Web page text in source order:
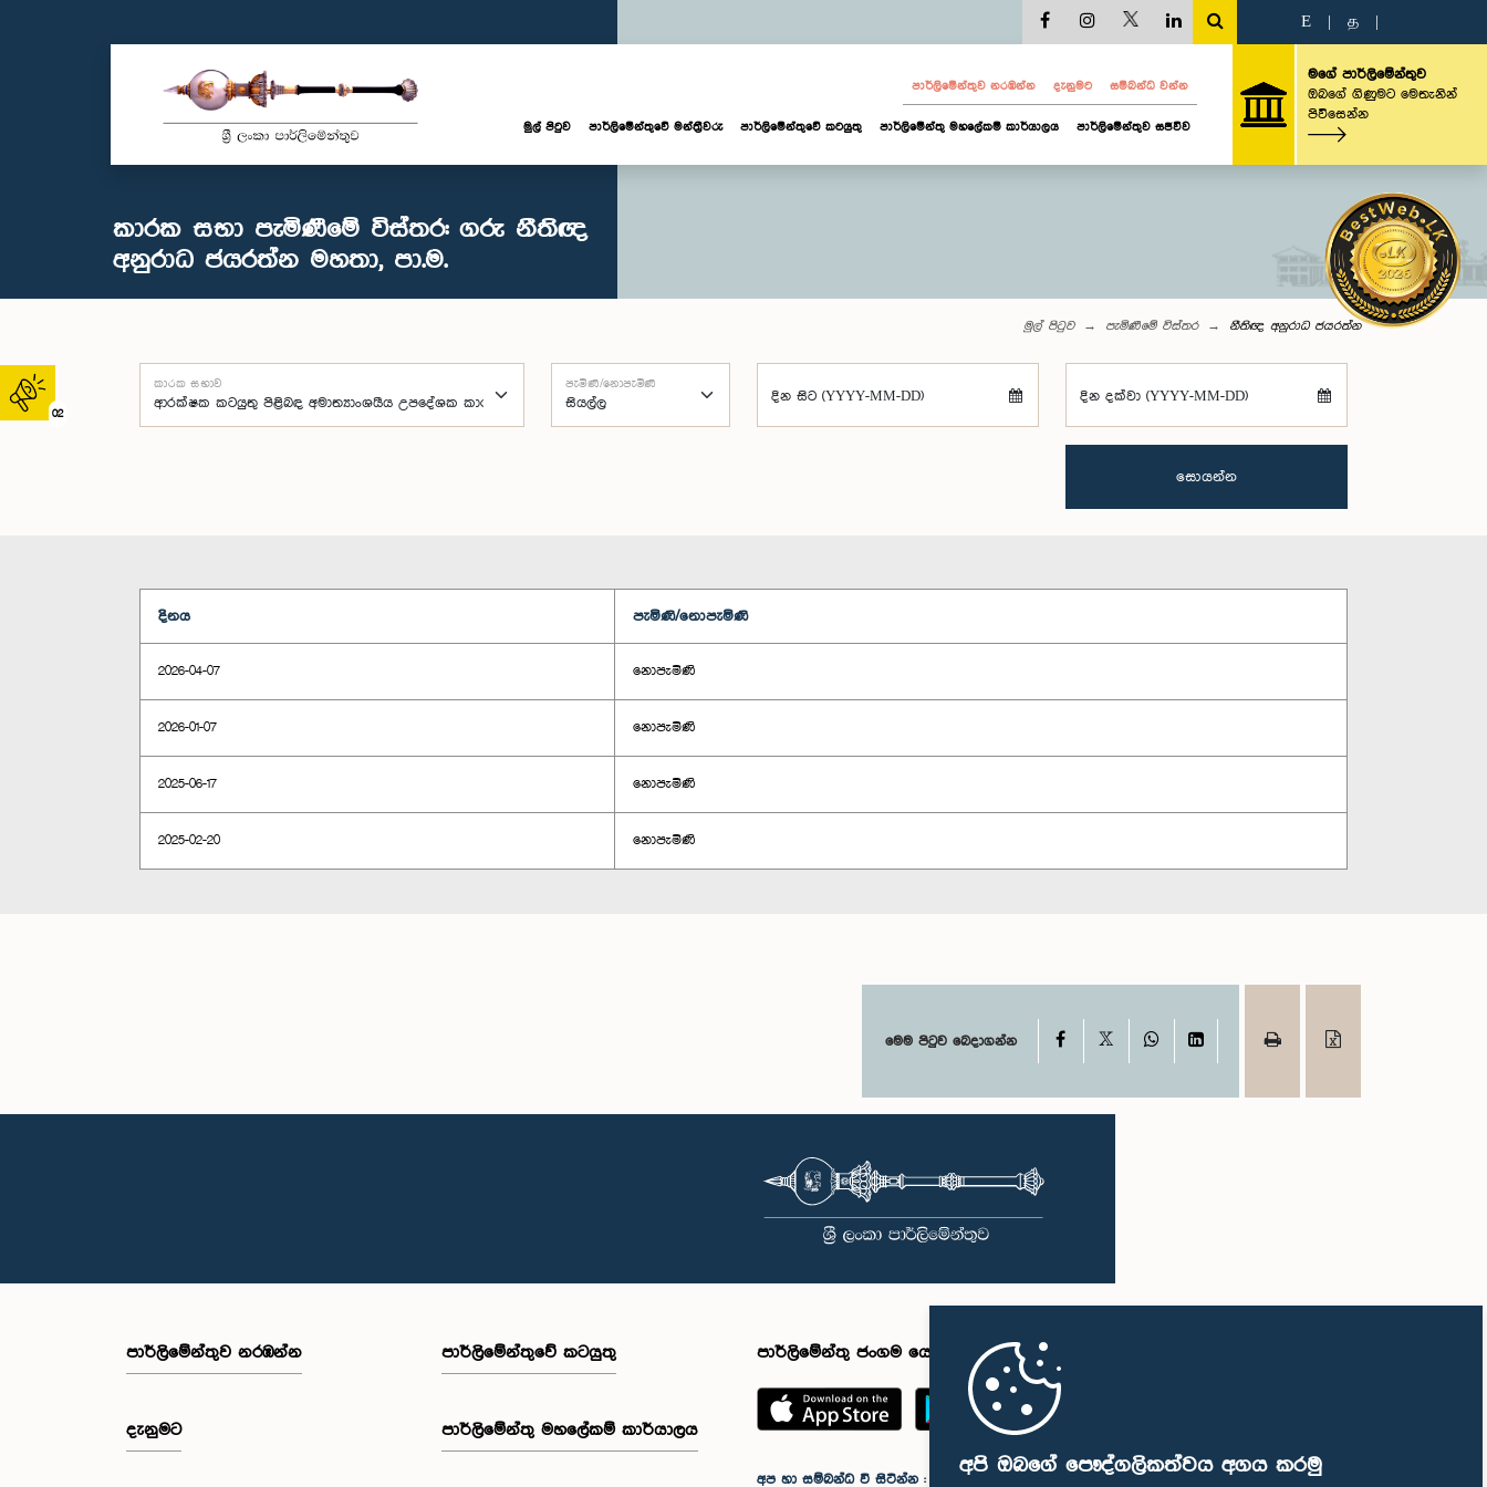
අපි ඔබගේ පෞද්ගලිකත්වය අගය කරමු
02
E த
පාර්ලි‌මේන්තුව නරඹන්න දැනුමට සම්බන්ධ වන්න
මුල් පිටුව පාර්ලි‌මේන්තුවේ මන්ත්‍රීවරු පාර්ලිමේන්තුවේ කටයුතු පාර්ලිමේන්තු මහලේකම් කාර්යාලය පාර්ලිමේන්තුව සජීවීව
මගේ පාර්ලිමේන්තුව
ඔබගේ ගිණුමට මෙතැනින්
පිවිසෙන්න
කාරක සභා පැමිණීමේ විස්තර: ගරු නීතිඥ
අනුරාධ ජයරත්න මහතා, පා.ම.
මුල් පිටුව පැමිණීමේ විස්තර නීතිඥ අනුරාධ ජයරත්න
කාරක සභාව පැමිණි/නොපැමිණි
දින සිට (YYYY-MM-DD) දින දක්වා (YYYY-MM-DD)
සොයන්න
දිනය පැමිණි/නොපැමිණි
2026-04-07 නොපැමිණි
2026-01-07 නොපැමිණි
2025-06-17 නොපැමිණි
2025-02-20 නොපැමිණි
මෙම පිටුව බෙදාගන්න Facebook WhatsAppLinkedIn
පාර්ලි‌මේන්තුව නරඹන්න
දැනුමට
පාර්ලිමේන්තුවේ කටයුතු
පාර්ලිමේන්තු මහලේකම් කාර්යාලය
පාර්ලිමේන්තු ජංගම යෙදුම
අප හා සම්බන්ධ වී සිටින්න :